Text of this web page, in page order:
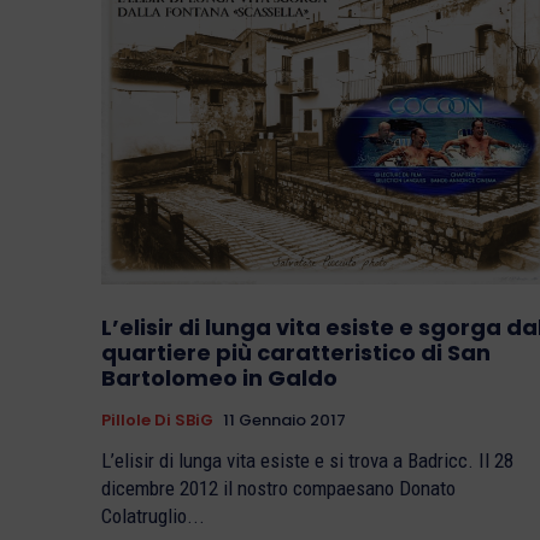
L’elisir di lunga vita esiste e sgorga
quartiere più caratteristico di San
Bartolomeo in Galdo
Pillole Di SBiG 11 Gennaio 2017
L’elisir di lunga vita esiste e si trova a Badricc. Il 28
dicembre 2012 il nostro compaesano Donato
Colatruglio...